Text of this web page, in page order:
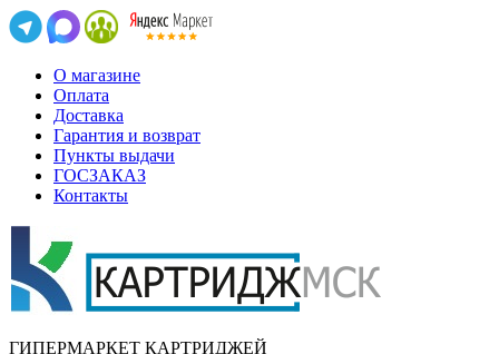
О магазине
Оплата
Доставка
Гарантия и возврат
Пункты выдачи
ГОСЗАКАЗ
Контакты
ГИПЕРМАРКЕТ КАРТРИДЖЕЙ